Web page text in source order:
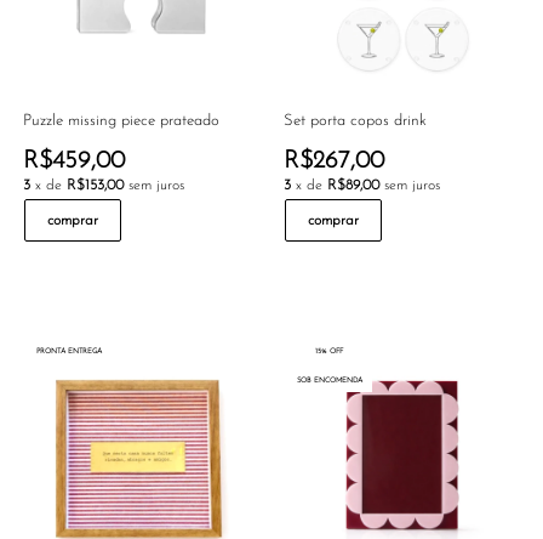
Puzzle missing piece prateado
R$459,00
3 x de R$153,00 sem juros
comprar
Set porta copos drink
R$267,00
3 x de R$89,00 sem juros
comprar
PRONTA ENTREGA 15% OFF
SOB ENCOMENDA